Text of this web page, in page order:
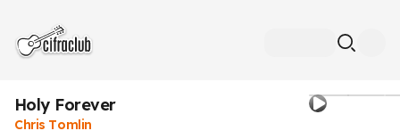
Holy Forever
Chris Tomlin